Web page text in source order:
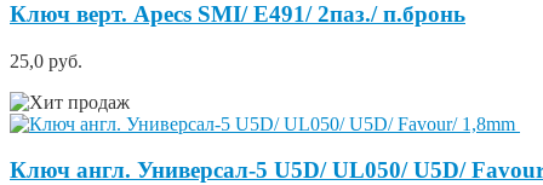
Ключ верт. Apecs SMI/ E491/ 2паз./ п.бронь
25,0 руб.
Ключ англ. Универсал-5 U5D/ UL050/ U5D/